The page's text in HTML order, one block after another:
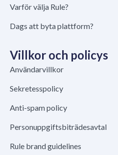
Varför välja Rule?
Dags att byta plattform?
Villkor och policys
Användarvillkor
Sekretesspolicy
Anti-spam policy
Personuppgiftsbiträdesavtal
Rule brand guidelines